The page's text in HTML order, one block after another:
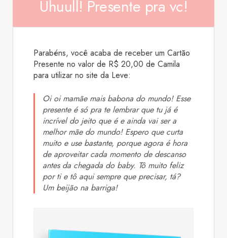
Uhuull! Presente pra vc!
Parabéns, você acaba de receber um Cartão
Presente no valor de R$20,00 deCamila
para utilizar no site da Leve:
Oi oi mamãe mais babona do mundo! Esse
presente é só pra te lembrar que tu já é
incrível do jeito que é e ainda vai ser a
melhor mãe do mundo! Espero que curta
muito e use bastante, porque agora é hora
de aproveitar cada momento de descanso
antes da chegada do baby. Tô muito feliz
por ti e tô aqui sempre que precisar, tá?
Um beijão na barriga!